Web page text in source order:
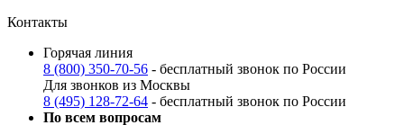
Контакты
Горячая линия
8 (800) 350-70-56 - бесплатный звонок по России
Для звонков из Москвы
8 (495) 128-72-64 - бесплатный звонок по России
По всем вопросам